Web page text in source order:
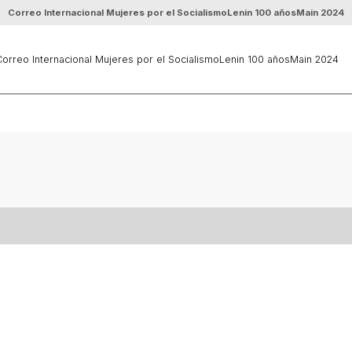
Correo Internacional Mujeres por el SocialismoLenin 100 añosMain 2024
Internacional Mujeres por el SocialismoLenin 100 añosMain 2024